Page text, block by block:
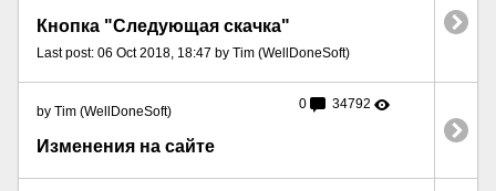
Кнопка "Следующая скачка"
Last post: 06 Oct 2018, 18:47 by Tim (WellDoneSoft)
by Tim (WellDoneSoft) 0 34792
Изменения на сайте